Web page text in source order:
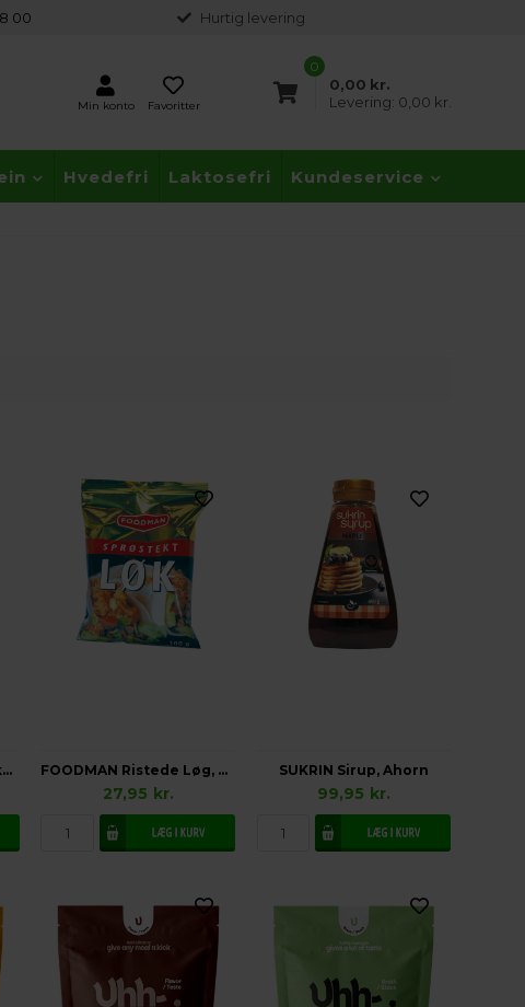
00 Hurtig levering
Favoritter
Min konto
0
0,00 kr.
Levering: 0,00 kr.
Hvedefri Laktosefri Kundeservice
VITABELLA Majsrasp, Økologisk Glutenfri FOODMAN Ristede Løg, Glutenfri
27,95 kr.
SUKRIN Sirup, Ahorn
99,95 kr.